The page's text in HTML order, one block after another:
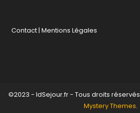
Contact |Mentions Légales
©2023 - IdSejour.fr - Tous droits réservés
Mystery Themes.